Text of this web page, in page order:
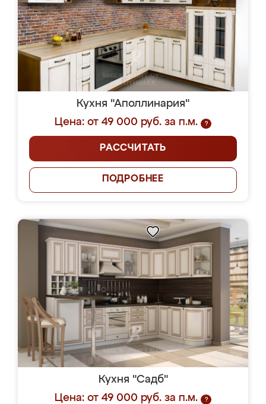
Кухня "Аполлинария"
Цена: от 49 000 руб. за п.м.
?
РАССЧИТАТЬ
ПОДРОБНЕЕ
Кухня "Садб"
Цена: от 49 000 руб. за п.м.
?